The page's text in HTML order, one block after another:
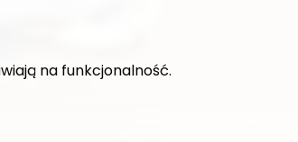
na funkcjonalność.